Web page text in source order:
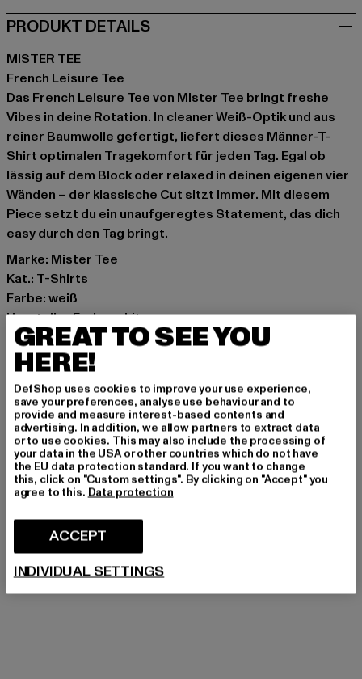
PRODUKT DETAILS
MISTER TEE
French Leisure Tee
Das French Leisure Tee von Mister Tee bringt freshe
Vibes in deine Rotation. In cleaner Weiß-Optik und aus
reiner Baumwolle gefertigt, liefert dieses Männer-T-
Shirt optimalen Tragekomfort für jeden Tag. Egal ob
lässig auf dem Block oder relaxed in deinen eigenen vier
Wänden – der klassische Cut sitzt immer. Mit diesem
Piece setzt du ein unaufgeregtes Statement, das dich
easy durch den Tag bringt.
Marke: Mister Tee
Kat.: T-Shirts
Farbe: weiß
Hersteller Farbe: white
Materialzusammensetzung: 100% Baumwolle
Art.Nr: MT4112-00220
Hersteller: TB International GmbH |info@tbint.de
Dr.-Robert-Murjahn-Straße 7 | 64372 Ober-Ramstadt |
DE
GRÖSSE & PASSFORM
PFLEGEHINWEISE
LIEFERUNG & RÜCKGABE
GREAT TO SEE YOU
HERE!
DefShop uses cookies to improve your use experience,
save your preferences, analyse use behaviour and to
provide and measure interest-based contents and
advertising. In addition, we allow partners to extract data
or to use cookies. This may also include the processing of
your data in the USA or other countries which do not have
the EU data protection standard. If you want to change
this, click on "Custom settings". By clicking on "Accept" you
agree to this. Data protection
ACCEPT
INDIVIDUAL SETTINGS